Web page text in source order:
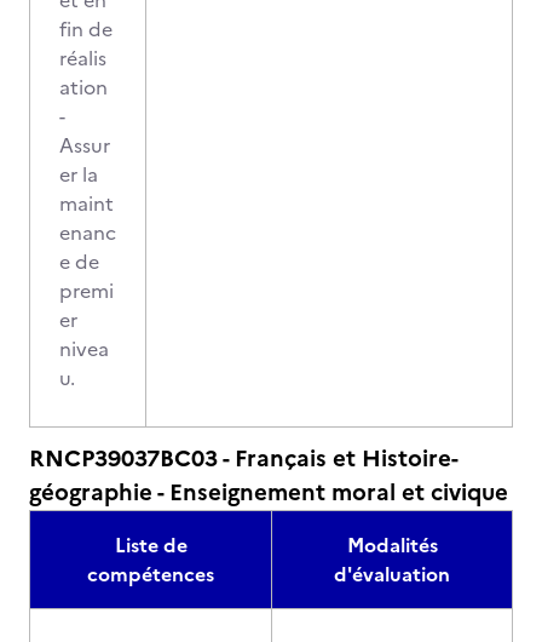
fin de
réalis
ation
-
Assur
er la
maint
enanc
e de
premi
er
nivea
u.
RNCP39037BC03 - Français et Histoire-
géographie - Enseignement moral et civique
Liste de
compétences
Modalités
d'évaluation